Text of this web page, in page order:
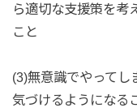
ら適切な支援策を考
こと
(3)無意識でやってし
気づけるようになる